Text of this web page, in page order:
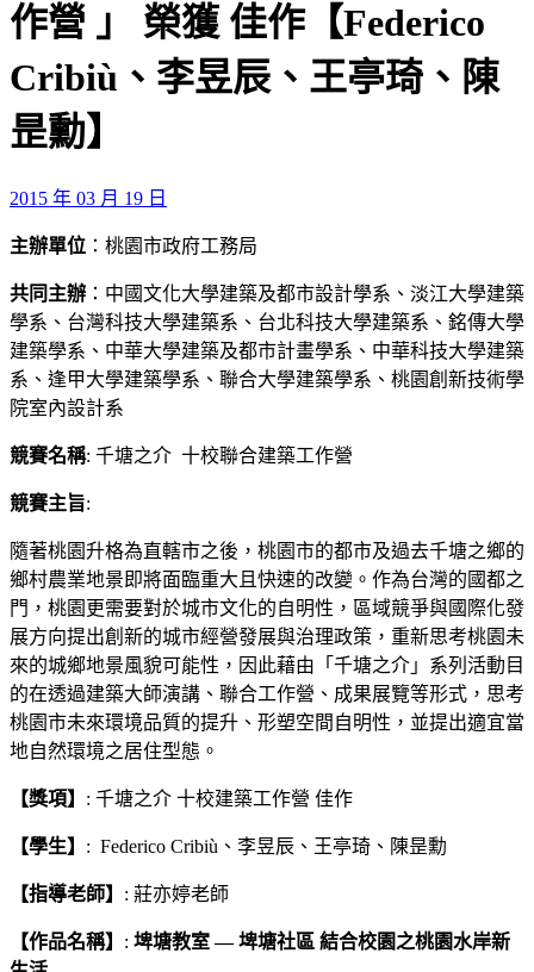
作營 」 榮獲 佳作【Federico
Cribiù、李昱辰、王亭琦、陳
昰勳】
2015 年 03 月 19 日
主辦單位 ：桃園市政府工務局
共同主辦 ：中國文化大學建築及都市設計學系、淡江大學建築
學系、台灣科技大學建築系、台北科技大學建築系、銘傳大學
建築學系、中華大學建築及都市計畫學系、中華科技大學建築
系、逢甲大學建築學系、聯合大學建築學系、桃園創新技術學
院室內設計系
競賽名稱: 千塘之介 十校聯合建築工作營
競賽主旨:
隨著桃園升格為直轄市之後，桃園市的都市及過去千塘之鄉的
鄉村農業地景即將面臨重大且快速的改變。作為台灣的國都之
門，桃園更需要對於城市文化的自明性，區域競爭與國際化發
展方向提出創新的城市經營發展與治理政策，重新思考桃園未
來的城鄉地景風貌可能性，因此藉由「千塘之介」系列活動目
的在透過建築大師演講、聯合工作營、成果展覽等形式，思考
桃園市未來環境品質的提升、形塑空間自明性，並提出適宜當
地自然環境之居住型態。
【獎項】 : 千塘之介 十校建築工作營 佳作
【學生】 : Federico Cribiù、李昱辰、王亭琦、陳昰勳
【指導老師】 : 莊亦婷老師
【作品名稱】 : 埤塘教室 — 埤塘社區 結合校園之桃園水岸新